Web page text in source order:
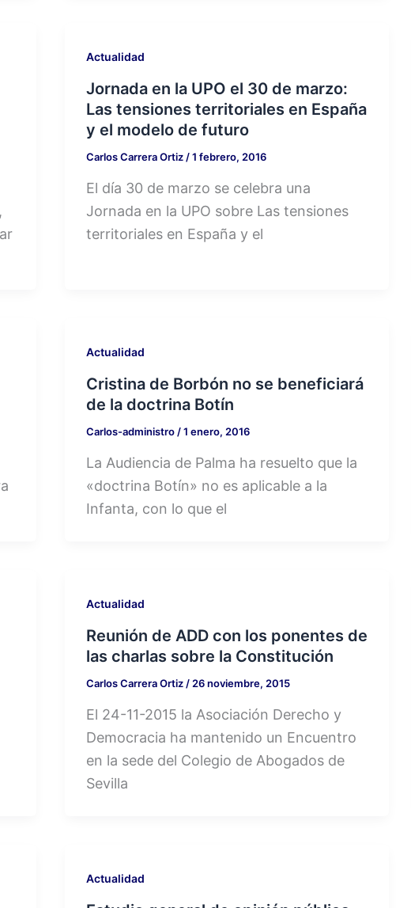
Actualidad
Jornada en la UPO el 30 de marzo:
Las tensiones territoriales en España
y el modelo de futuro
Carlos Carrera Ortiz/1 febrero, 2016
El día 30 de marzo se celebra una
Jornada en la UPO sobre Las tensiones
territoriales en España y el
Actualidad
Cristina de Borbón no se beneficiará
de la doctrina Botín
Carlos-administro/1 enero, 2016
La Audiencia de Palma ha resuelto que la
«doctrina Botín» no es aplicable a la
Infanta, con lo que el
Actualidad
Reunión de ADD con los ponentes de
las charlas sobre la Constitución
Carlos Carrera Ortiz/26 noviembre, 2015
El 24-11-2015 la Asociación Derecho y
Democracia ha mantenido un Encuentro
en la sede del Colegio de Abogados de
Sevilla
Actualidad